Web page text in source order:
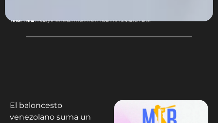
HOME-NBA-ENRIQUE MEDINA ELEGIDO EN EL DRAFT DE LA NBA G-LEAGUE
El baloncesto
venezolano suma un